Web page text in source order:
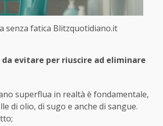
senza fatica Blitzquotidiano.it
evitare per riuscire ad eliminare
superflua in realtà è fondamentale,
di olio, di sugo e anche di sangue.